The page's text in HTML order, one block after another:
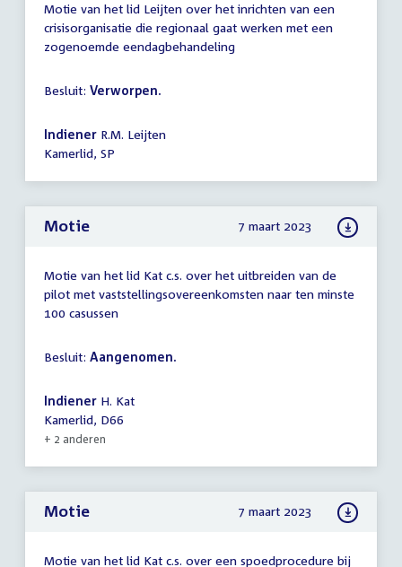
Motie van het lid Leijten over het inrichten van een
crisisorganisatie die regionaal gaat werken met een
zogenoemde eendagbehandeling
Besluit: Verworpen.
Indiener R.M. Leijten
Kamerlid, SP
Motie 7 maart 2023
Motie van het lid Kat c.s. over het uitbreiden van de
pilot met vaststellingsovereenkomsten naar ten minste
100 casussen
Besluit: Aangenomen.
Indiener H. Kat
Kamerlid, D66
+ 2 anderen
Motie 7 maart 2023
Motie van het lid Kat c.s. over een spoedprocedure bij